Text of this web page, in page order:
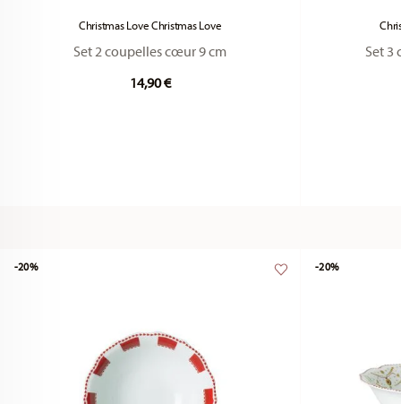
Christmas Love Christmas Love
Set 2 coupelles cœur 9 cm
14,90 €
Set 3
-20% -20%